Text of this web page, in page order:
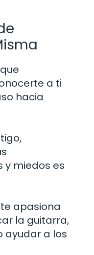
a ti
hacia
y miedos es
apasiona
la guitarra,
ayudar a los